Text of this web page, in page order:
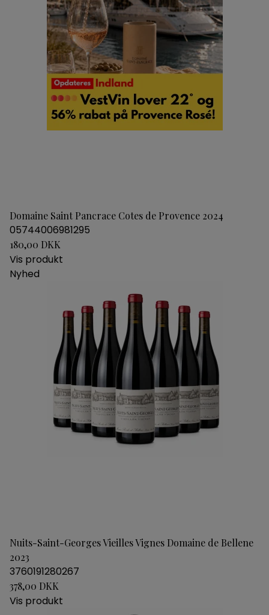
Domaine Saint Pancrace Cotes de Provence 2024
05744006981295
180,00 DKK
Vis produkt
Nyhed
Nuits-Saint-Georges Vieilles Vignes Domaine de Bellene
2023
3760191280267
378,00 DKK
Vis produkt